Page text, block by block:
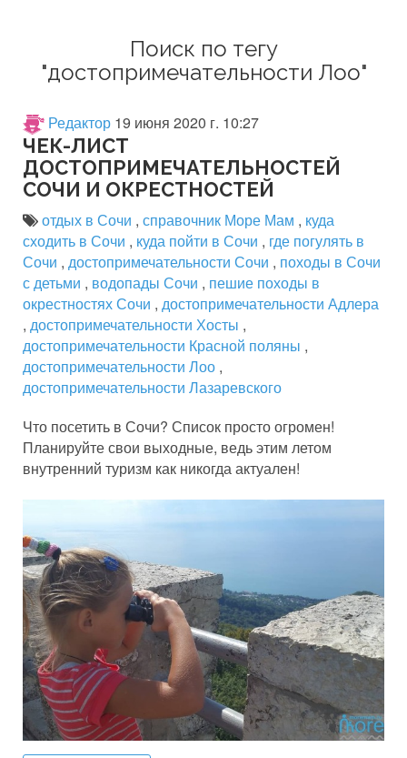
Поиск по тегу
"достопримечательности Лоо"
Редактор 19 июня 2020 г. 10:27
ЧЕК-ЛИСТ
ДОСТОПРИМЕЧАТЕЛЬНОСТЕЙ
СОЧИ И ОКРЕСТНОСТЕЙ
отдых в Сочи , справочник Море Мам , куда
сходить в Сочи , куда пойти в Сочи , где погулять в
Сочи , достопримечательности Сочи , походы в Сочи
с детьми , водопады Сочи , пешие походы в
окрестностях Сочи , достопримечательности Адлера
, достопримечательности Хосты ,
достопримечательности Красной поляны ,
достопримечательности Лоо ,
достопримечательности Лазаревского
Что посетить в Сочи? Список просто огромен!
Планируйте свои выходные, ведь этим летом
внутренний туризм как никогда актуален!